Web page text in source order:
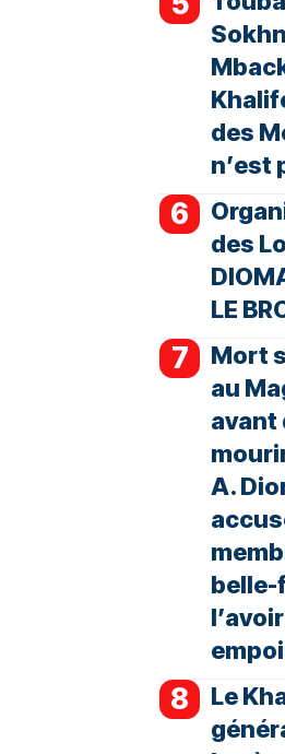
des
n’est
des
LE
Mort
au
avant
A.
belle-
l’avoir
Le